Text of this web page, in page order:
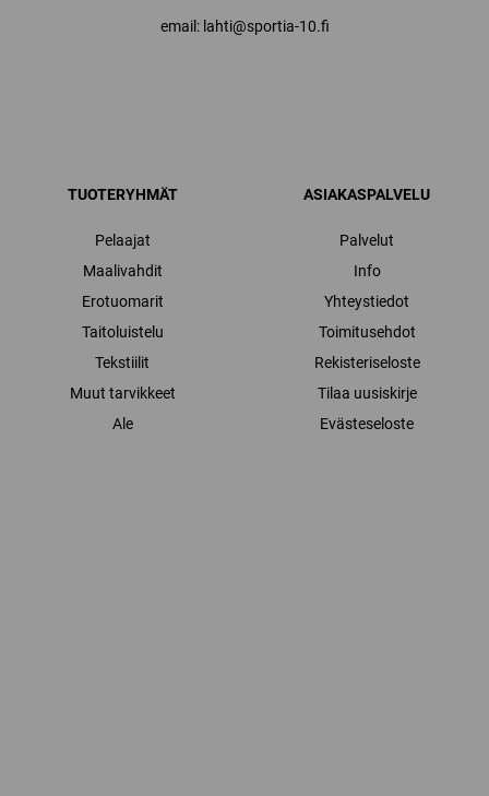
email: lahti@sportia-10.fi
TUOTERYHMÄT
Pelaajat
Maalivahdit
Erotuomarit
Taitoluistelu
Tekstiilit
Muut tarvikkeet
Ale
ASIAKASPALVELU
Palvelut
Info
Yhteystiedot
Toimitusehdot
Rekisteriseloste
Tilaa uusiskirje
Evästeseloste